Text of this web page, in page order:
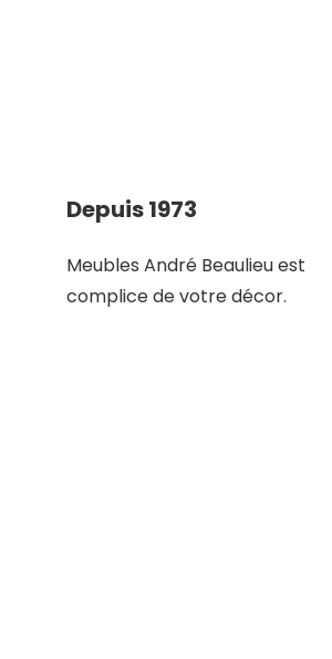
Depuis 1973
Meubles André Beaulieu est
complice de votre décor.